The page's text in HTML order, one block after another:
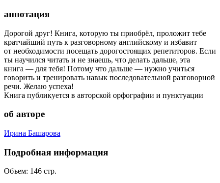
аннотация
Дорогой друг! Книга, которую ты приобрёл, проложит тебе
кратчайший путь к разговорному английскому и избавит
от необходимости посещать дорогостоящих репетиторов. Если
ты научился читать и не знаешь, что делать дальше, эта
книга — для тебя! Потому что дальше — нужно учиться
говорить и тренировать навык последовательной разговорной
речи. Желаю успеха!
Книга публикуется в авторской орфографии и пунктуации
об авторе
Ирина Башарова
Подробная информация
Объем: 146 стр.